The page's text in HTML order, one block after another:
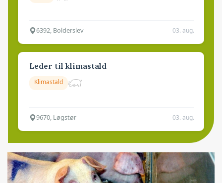
6392, Bolderslev 03. aug.
Leder til klimastald
Klimastald
9670, Løgstør 03. aug.